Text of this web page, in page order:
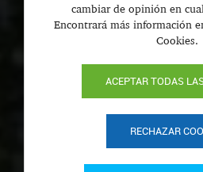
cambiar de opinión en
Encontrará más información
Cookies.
ACEPTAR TODAS
RECHAZAR